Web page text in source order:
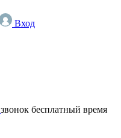
Вход
звонок бесплатный время